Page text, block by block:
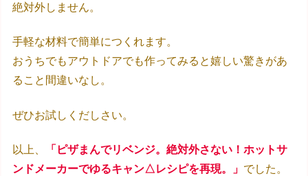
絶対外しません。
手軽な材料で簡単につくれます。
おうちでもアウトドアでも作ってみると嬉しい驚きがあ
ること間違いなし。
ぜひお試しくだしさい。
以上、
「ピザまんでリベンジ。絶対外さない！ホットサ
ンドメーカーでゆるキャン△レシピを再現。」 でした。